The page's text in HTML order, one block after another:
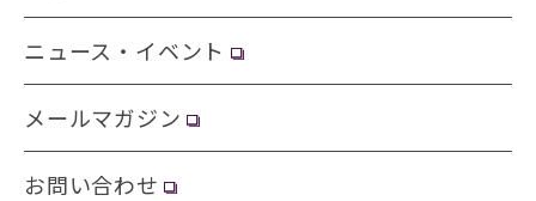
ニュース・イベント
メールマガジン
お問い合わせ